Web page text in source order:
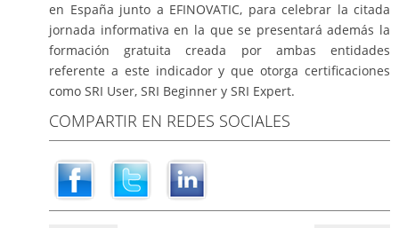
en España junto a EFINOVATIC, para celebrar la citada
jornada informativa en la que se presentará además la
formación gratuita creada por ambas entidades
referente a este indicador y que otorga certificaciones
como SRI User, SRI Beginner y SRI Expert.
COMPARTIR EN REDES SOCIALES